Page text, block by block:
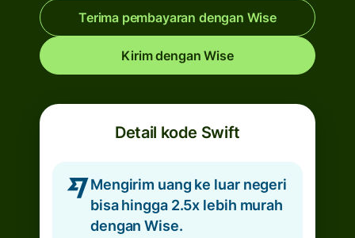
Terima pembayaran dengan Wise
Kirim dengan Wise
Detail kode Swift
Mengirim uang ke luar negeri
bisa hingga 2.5x lebih murah
dengan Wise.